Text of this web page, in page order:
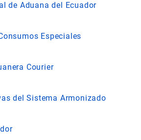
de Aduana del Ecuador
Especiales
Courier
del Sistema Armonizado